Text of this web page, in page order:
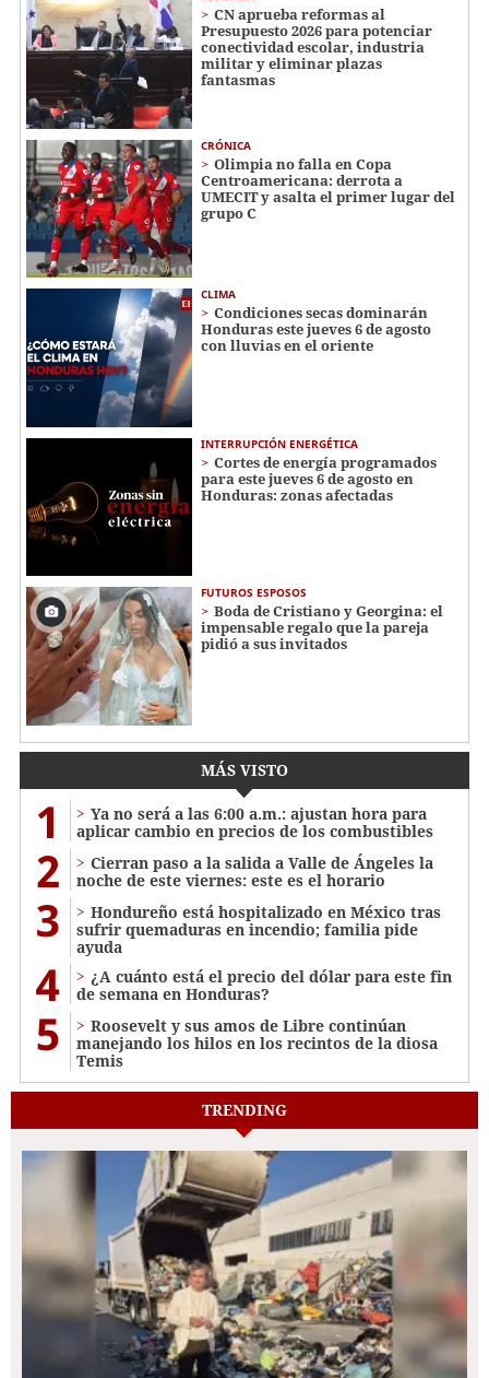
CN aprueba reformas al
Presupuesto 2026 para potenciar
conectividad escolar, industria
militar y eliminar plazas
fantasmas
CRÓNICA
Olimpia no falla en Copa
Centroamericana: derrota a
UMECIT y asalta el primer lugar del
grupo C
CLIMA
Condiciones secas dominarán
Honduras este jueves 6 de agosto
con lluvias en el oriente
INTERRUPCIÓN ENERGÉTICA
Cortes de energía programados
para este jueves 6 de agosto en
Honduras: zonas afectadas
FUTUROS ESPOSOS
Boda de Cristiano y Georgina: el
impensable regalo que la pareja
pidió a sus invitados
MÁS VISTO
1
Ya no será a las 6:00 a.m.: ajustan hora para
aplicar cambio en precios de los combustibles
2
Cierran paso a la salida a Valle de Ángeles la
noche de este viernes: este es el horario
3
Hondureño está hospitalizado en México tras
sufrir quemaduras en incendio; familia pide
ayuda
4
¿A cuánto está el precio del dólar para este fin
de semana en Honduras?
5
Roosevelt y sus amos de Libre continúan
manejando los hilos en los recintos de la diosa
Temis
TRENDING